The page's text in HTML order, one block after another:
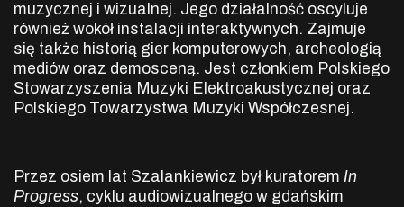
muzycznej i wizualnej. Jego działalność oscyluje
również wokół instalacji interaktywnych. Zajmuje
się także historią gier komputerowych, archeologią
mediów oraz demosceną. Jest członkiem Polskiego
Stowarzyszenia Muzyki Elektroakustycznej oraz
Polskiego Towarzystwa Muzyki Współczesnej.
Przez osiem lat Szalankiewicz był kuratorem In
Progress, cyklu audiowizualnego w gdańskim